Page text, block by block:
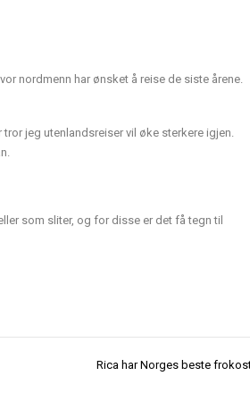
nordmenn har ønsket å reise de siste årene.
tror jeg utenlandsreiser vil øke sterkere igjen.
som sliter, og for disse er det få tegn til
Rica har Norges beste